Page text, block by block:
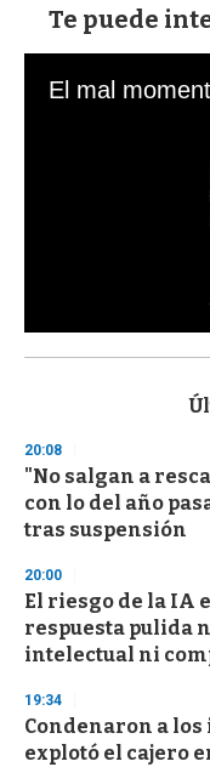
Te puede
s
d
s
o
f
3
s
e
c
o
n
s
20:08
"No salgan a
con lo del año
tras suspensión
20:00
El riesgo de la IA
respuesta pulida
intelectual ni
19:34
Condenaron a
explotó el cajero